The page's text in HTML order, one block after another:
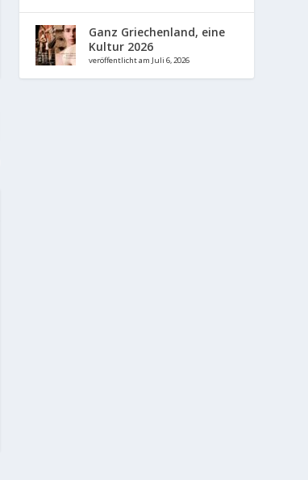
Ganz Griechenland, eine
Kultur 2026
veröffentlicht am Juli 6, 2026